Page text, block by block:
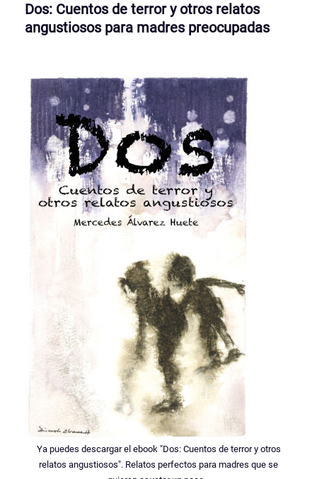
Dos: Cuentos de terror y otros relatos
angustiosos para madres preocupadas
Ya puedes descargar el ebook "Dos: Cuentos de terror y otros
relatos angustiosos". Relatos perfectos para madres que se